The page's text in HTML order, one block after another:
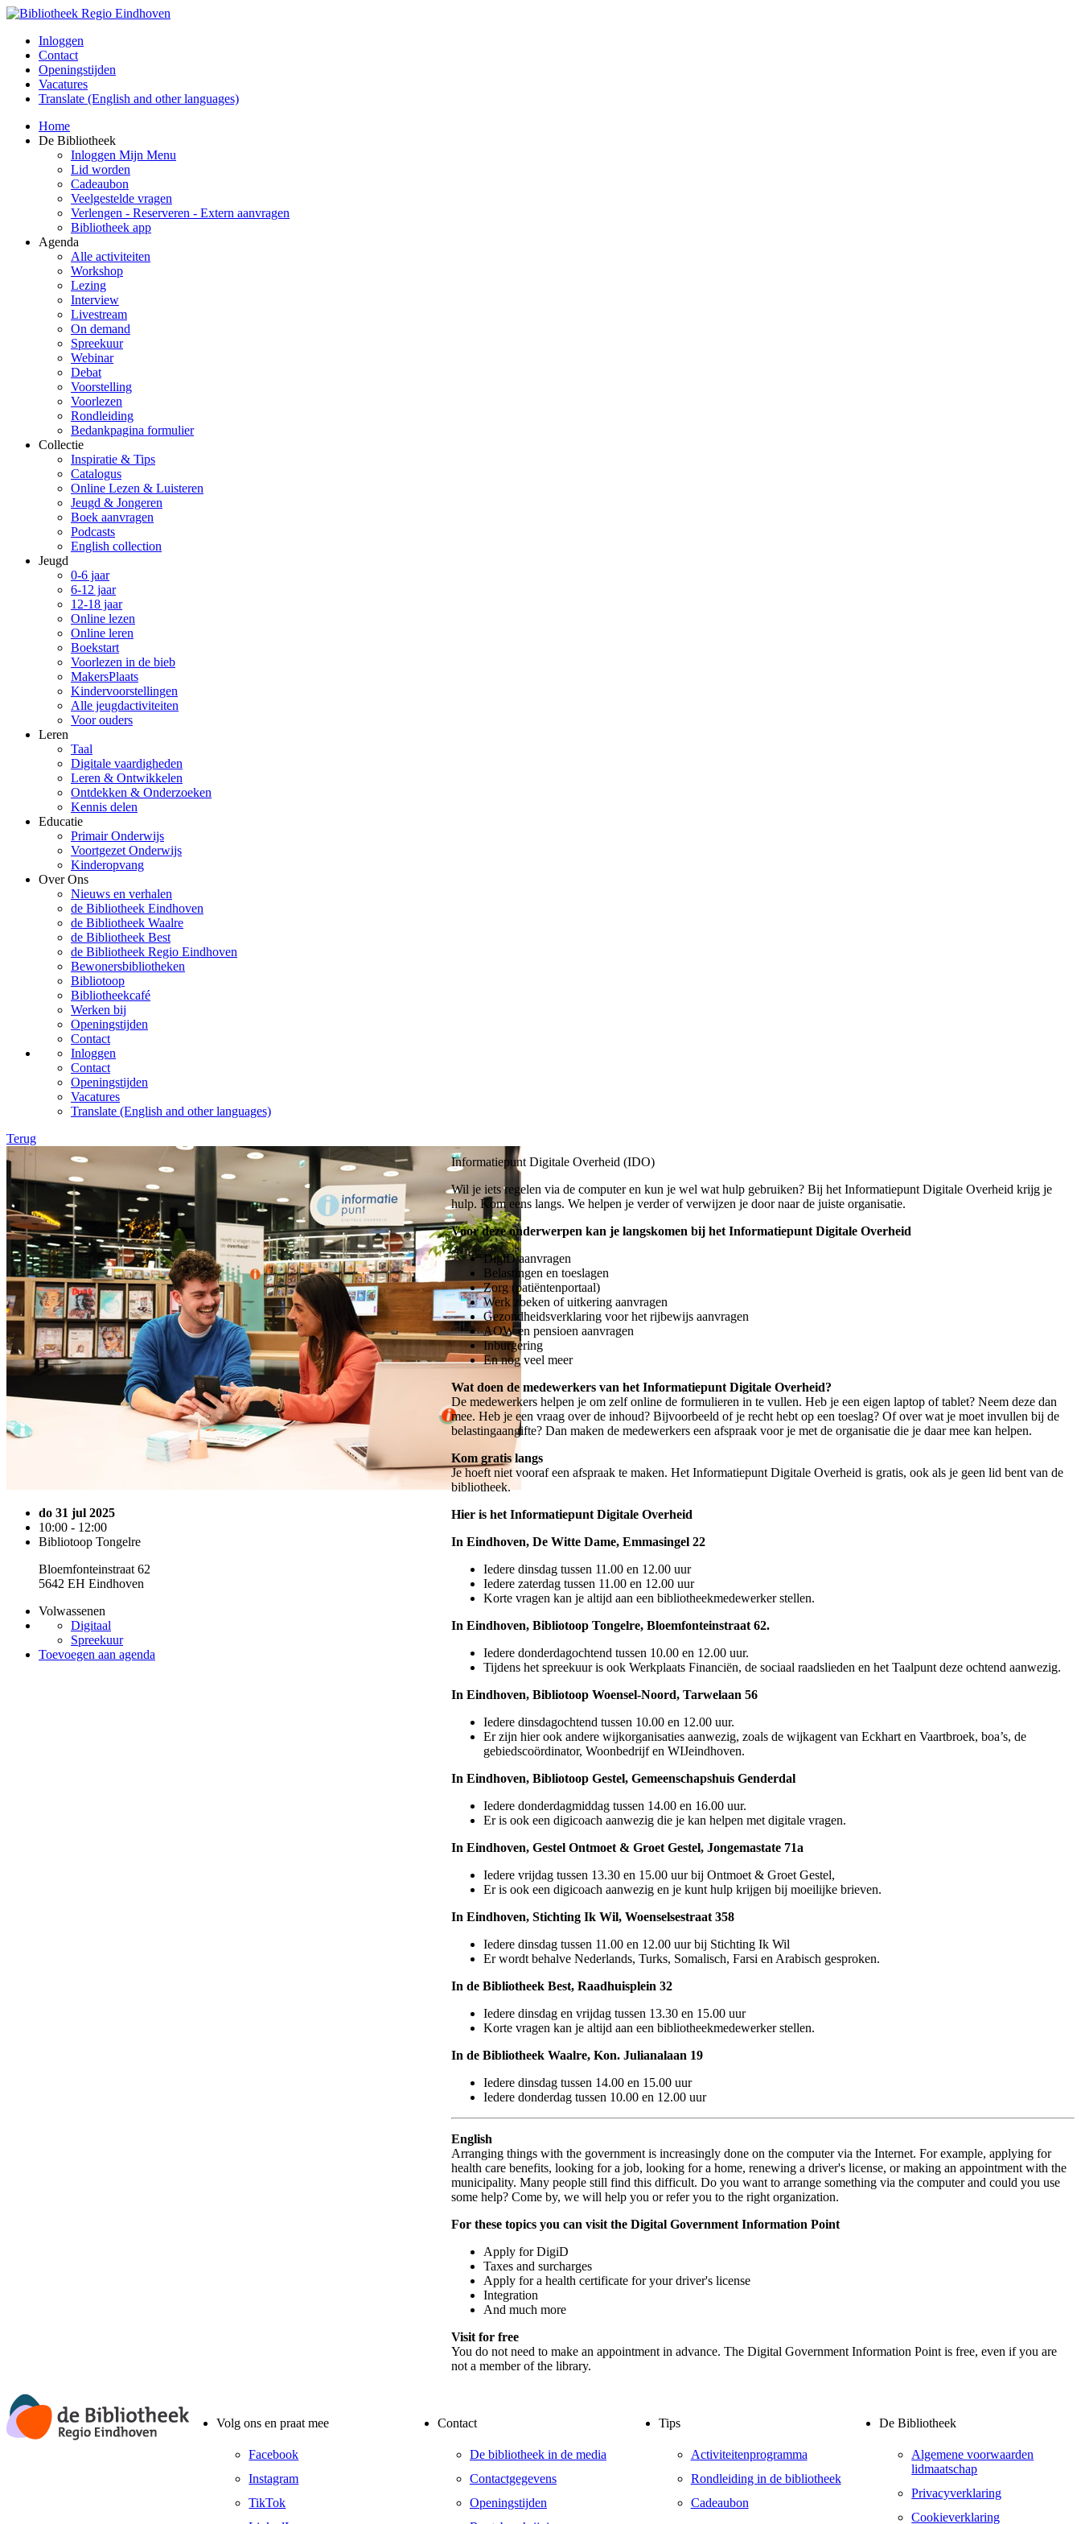
Inloggen
Contact
Openingstijden
Vacatures
Translate (English and other languages)
Home
De Bibliotheek
Inloggen Mijn Menu
Lid worden
Cadeaubon
Veelgestelde vragen
Verlengen - Reserveren - Extern aanvragen
Bibliotheek app
Agenda
Alle activiteiten
Workshop
Lezing
Interview
Livestream
On demand
Spreekuur
Webinar
Debat
Voorstelling
Voorlezen
Rondleiding
Bedankpagina formulier
Collectie
Inspiratie & Tips
Catalogus
Online Lezen & Luisteren
Jeugd & Jongeren
Boek aanvragen
Podcasts
English collection
Jeugd
0-6 jaar
6-12 jaar
12-18 jaar
Online lezen
Online leren
Boekstart
Voorlezen in de bieb
MakersPlaats
Kindervoorstellingen
Alle jeugdactiviteiten
Voor ouders
Leren
Taal
Digitale vaardigheden
Leren & Ontwikkelen
Ontdekken & Onderzoeken
Kennis delen
Educatie
Primair Onderwijs
Voortgezet Onderwijs
Kinderopvang
Over Ons
Nieuws en verhalen
de Bibliotheek Eindhoven
de Bibliotheek Waalre
de Bibliotheek Best
de Bibliotheek Regio Eindhoven
Bewonersbibliotheken
Bibliotoop
Bibliotheekcafé
Werken bij
Openingstijden
Contact
Inloggen
Contact
Openingstijden
Vacatures
Translate (English and other languages)
Terug
do 31 jul 2025
10:00 - 12:00
Bibliotoop Tongelre
Bloemfonteinstraat 62
5642 EH Eindhoven
Volwassenen
Digitaal
Spreekuur
Toevoegen aan agenda
Informatiepunt Digitale Overheid (IDO)
Wil je iets regelen via de computer en kun je wel wat hulp gebruiken? Bij het Informatiepunt Digitale Overheid krijg je
hulp. Kom eens langs. We helpen je verder of verwijzen je door naar de juiste organisatie.
Voor deze onderwerpen kan je langskomen bij het Informatiepunt Digitale Overheid
DigiD aanvragen
Belastingen en toeslagen
Zorg (patiëntenportaal)
Werk zoeken of uitkering aanvragen
Gezondheidsverklaring voor het rijbewijs aanvragen
AOW en pensioen aanvragen
Inburgering
En nog veel meer
Wat doen de medewerkers van het Informatiepunt Digitale Overheid?
De medewerkers helpen je om zelf online de formulieren in te vullen. Heb je een eigen laptop of tablet? Neem deze dan
mee. Heb je een vraag over de inhoud? Bijvoorbeeld of je recht hebt op een toeslag? Of over wat je moet invullen bij de
belastingaangifte? Dan maken de medewerkers een afspraak voor je met de organisatie die je daar mee kan helpen.
Kom gratis langs
Je hoeft niet vooraf een afspraak te maken. Het Informatiepunt Digitale Overheid is gratis, ook als je geen lid bent van de
bibliotheek.
Hier is het Informatiepunt Digitale Overheid
In Eindhoven, De Witte Dame, Emmasingel 22
Iedere dinsdag tussen 11.00 en 12.00 uur
Iedere zaterdag tussen 11.00 en 12.00 uur
Korte vragen kan je altijd aan een bibliotheekmedewerker stellen.
In Eindhoven, Bibliotoop Tongelre, Bloemfonteinstraat 62.
Iedere donderdagochtend tussen 10.00 en 12.00 uur.
Tijdens het spreekuur is ook Werkplaats Financiën, de sociaal raadslieden en het Taalpunt deze ochtend aanwezig.
In Eindhoven, Bibliotoop Woensel-Noord, Tarwelaan 56
Iedere dinsdagochtend tussen 10.00 en 12.00 uur.
Er zijn hier ook andere wijkorganisaties aanwezig, zoals de wijkagent van Eckhart en Vaartbroek, boa’s, de
gebiedscoördinator, Woonbedrijf en WIJeindhoven.
In Eindhoven, Bibliotoop Gestel, Gemeenschapshuis Genderdal
Iedere donderdagmiddag tussen 14.00 en 16.00 uur.
Er is ook een digicoach aanwezig die je kan helpen met digitale vragen.
In Eindhoven, Gestel Ontmoet & Groet Gestel, Jongemastate 71a
Iedere vrijdag tussen 13.30 en 15.00 uur bij Ontmoet & Groet Gestel,
Er is ook een digicoach aanwezig en je kunt hulp krijgen bij moeilijke brieven.
In Eindhoven, Stichting Ik Wil, Woenselsestraat 358
Iedere dinsdag tussen 11.00 en 12.00 uur bij Stichting Ik Wil
Er wordt behalve Nederlands, Turks, Somalisch, Farsi en Arabisch gesproken.
In de Bibliotheek Best, Raadhuisplein 32
Iedere dinsdag en vrijdag tussen 13.30 en 15.00 uur
Korte vragen kan je altijd aan een bibliotheekmedewerker stellen.
In de Bibliotheek Waalre, Kon. Julianalaan 19
Iedere dinsdag tussen 14.00 en 15.00 uur
Iedere donderdag tussen 10.00 en 12.00 uur
English
Arranging things with the government is increasingly done on the computer via the Internet. For example, applying for
health care benefits, looking for a job, looking for a home, renewing a driver's license, or making an appointment with the
municipality. Many people still find this difficult. Do you want to arrange something via the computer and could you use
some help? Come by, we will help you or refer you to the right organization.
For these topics you can visit the Digital Government Information Point
Apply for DigiD
Taxes and surcharges
Apply for a health certificate for your driver's license
Integration
And much more
Visit for free
You do not need to make an appointment in advance. The Digital Government Information Point is free, even if you are
not a member of the library.
Volg ons en praat mee
Facebook
Instagram
TikTok
Contact
De bibliotheek in de media
Contactgegevens
Openingstijden
Tips
Activiteitenprogramma
Rondleiding in de bibliotheek
Cadeaubon
De Bibliotheek
Algemene voorwaarden
lidmaatschap
Privacyverklaring
Cookieverklaring